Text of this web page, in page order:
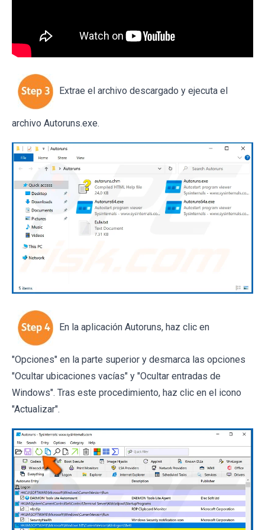
Extrae el archivo descargado y ejecuta el
archivo Autoruns.exe.
En la aplicación Autoruns, haz clic en
"Opciones" en la parte superior y desmarca las opciones
"Ocultar ubicaciones vacías" y "Ocultar entradas de
Windows". Tras este procedimiento, haz clic en el icono
"Actualizar".